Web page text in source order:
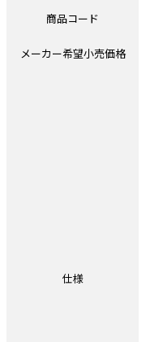
商品コード
メーカー希望小売価格
仕様